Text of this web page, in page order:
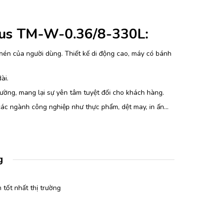
TM-W-0.36/8-330L:
của người dùng. Thiết kế di động cao, máy có bánh
mang lại sự yên tâm tuyệt đối cho khách hàng.
ngành công nghiệp như thực phẩm, dệt may, in ấn…
tốt nhất thị trường